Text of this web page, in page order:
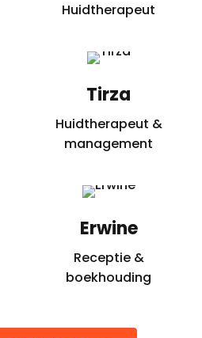
Huidtherapeut
Tirza
Huidtherapeut &
management
Erwine
Receptie &
boekhouding